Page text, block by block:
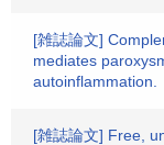
[雑誌論文]
mediates
autoinflammation.
[雑誌論文] Free,